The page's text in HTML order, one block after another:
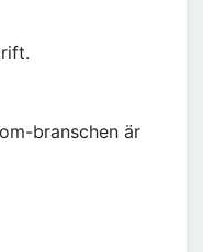
branschen är